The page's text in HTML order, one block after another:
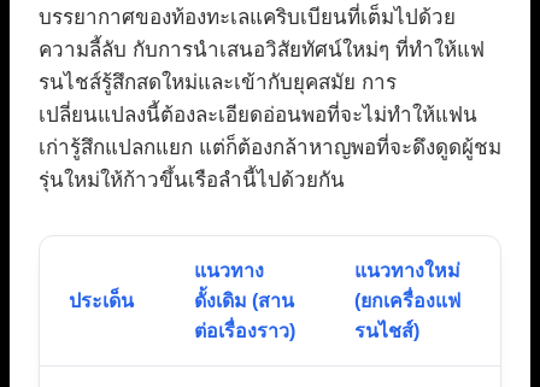
บรรยากาศของท้องทะเลแคริบเบียนที่เต็มไปด้วย
ความลี้ลับ กับการนำเสนอวิสัยทัศน์ใหม่ๆ ที่ทำให้แฟ
รนไชส์รู้สึกสดใหม่และเข้ากับยุคสมัย การ
เปลี่ยนแปลงนี้ต้องละเอียดอ่อนพอที่จะไม่ทำให้แฟน
เก่ารู้สึกแปลกแยก แต่ก็ต้องกล้าหาญพอที่จะดึงดูดผู้ชม
รุ่นใหม่ให้ก้าวขึ้นเรือลำนี้ไปด้วยกัน
ประเด็น
แนวทาง
ดั้งเดิม (สาน
ต่อเรื่องราว)
แนวทางใหม่
(ยกเครื่องแฟ
รนไชส์)